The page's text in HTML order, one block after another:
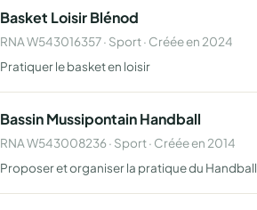
Basket Loisir Blénod
RNA W543016357 · Sport · Créée en 2024
Pratiquer le basket en loisir
Bassin Mussipontain Handball
RNA W543008236 · Sport · Créée en 2014
Proposer et organiser la pratique du Handball